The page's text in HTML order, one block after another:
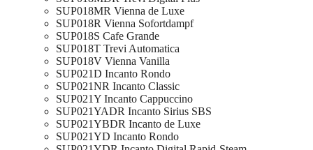
SUP018MR Vienna de Luxe
SUP018R Vienna Sofortdampf
SUP018S Cafe Grande
SUP018T Trevi Automatica
SUP018V Vienna Vanilla
SUP021D Incanto Rondo
SUP021NR Incanto Classic
SUP021Y Incanto Cappuccino
SUP021YADR Incanto Sirius SBS
SUP021YBDR Incanto de Luxe
SUP021YD Incanto Rondo